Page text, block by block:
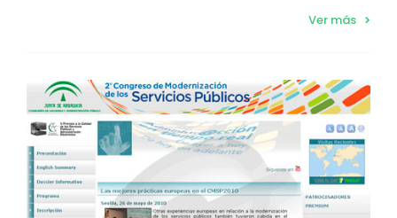
Ver más